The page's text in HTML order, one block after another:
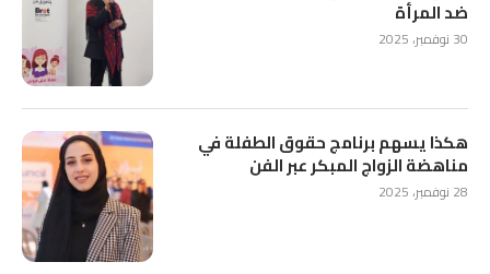
ضد المرأة
30 نوفمبر، 2025
هكذا يسهم برنامج حقوق الطفلة في
مناهضة الزواج المبكر عبر الفن
28 نوفمبر، 2025